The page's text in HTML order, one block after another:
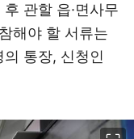
관할 읍·면사무
해야 할 서류는
통장, 신청인